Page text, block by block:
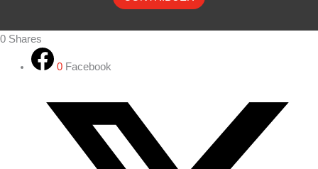
0 Shares
0 Facebook